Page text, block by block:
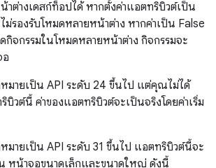
ต่างเดสก์ท็อปได้ หากตั้งค่าแอตทริบิวต์เป็น
ม่รองรับโหมดหลายหน้าต่าง หากค่าเป็น False
กิจกรรมในโหมดหลายหน้าต่าง กิจกรรมจะ
อ
มายเป็น API ระดับ 24 ขึ้นไป แต่คุณไม่ได้
บิวต์นี้ ค่าของแอตทริบิวต์จะเป็นจริงโดยค่าเริ่ม
มายเป็น API ระดับ 31 ขึ้นไป แอตทริบิวต์นี้จะ
หน้าจอขนาดเล็กและขนาดใหญ่ ดังนี้